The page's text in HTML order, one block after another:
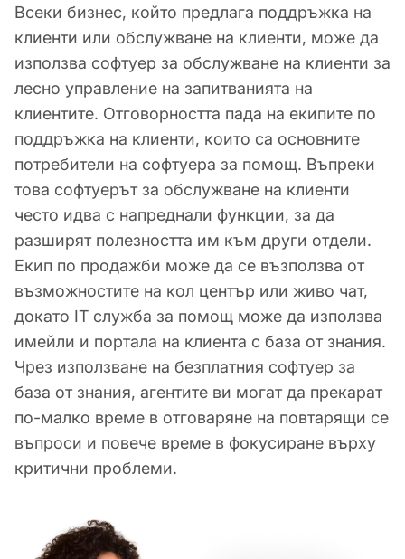
Всеки бизнес, който предлага поддръжка на
клиенти или обслужване на клиенти, може да
използва софтуер за обслужване на клиенти за
лесно управление на запитванията на
клиентите. Отговорността пада на екипите по
поддръжка на клиенти, които са основните
потребители на софтуера за помощ. Въпреки
това софтуерът за обслужване на клиенти
често идва с напреднали функции, за да
разширят полезността им към други отдели.
Екип по продажби може да се възползва от
възможностите на кол център или живо чат,
докато IT служба за помощ може да използва
имейли и портала на клиента с база от знания.
Чрез използване на безплатния софтуер за
база от знания, агентите ви могат да прекарат
по-малко време в отговаряне на повтарящи се
въпроси и повече време в фокусиране върху
критични проблеми.